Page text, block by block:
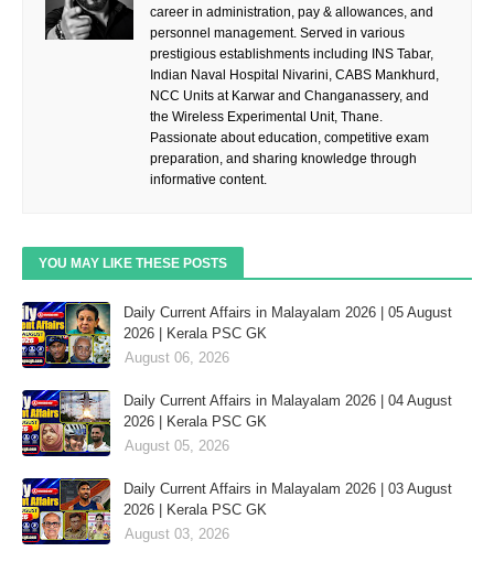
career in administration, pay & allowances, and
personnel management. Served in various
prestigious establishments including INS Tabar,
Indian Naval Hospital Nivarini, CABS Mankhurd,
NCC Units at Karwar and Changanassery, and
the Wireless Experimental Unit, Thane.
Passionate about education, competitive exam
preparation, and sharing knowledge through
informative content.
YOU MAY LIKE THESE POSTS
Daily Current Affairs in Malayalam 2026 | 05 August
2026 | Kerala PSC GK
August 06, 2026
Daily Current Affairs in Malayalam 2026 | 04 August
2026 | Kerala PSC GK
August 05, 2026
Daily Current Affairs in Malayalam 2026 | 03 August
2026 | Kerala PSC GK
August 03, 2026